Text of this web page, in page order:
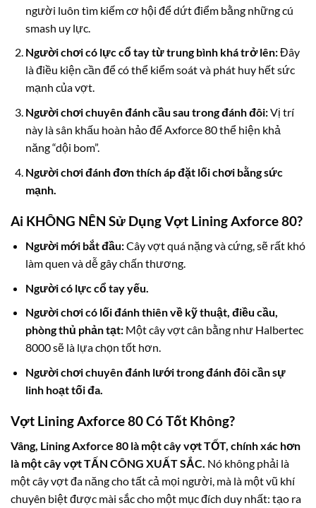
người luôn tìm kiếm cơ hội để dứt điểm bằng những cú
smash uy lực.
Người chơi có lực cổ tay từ trung bình khá trở lên:Đây
là điều kiện cần để có thể kiểm soát và phát huy hết sức
mạnh của vợt.
Người chơi chuyên đánh cầu sau trong đánh đôi:Vị trí
này là sân khấu hoàn hảo để Axforce 80 thể hiện khả
năng “dội bom”.
Người chơi đánh đơn thích áp đặt lối chơi bằng sức
mạnh.
Ai KHÔNG NÊN Sử Dụng Vợt Lining Axforce 80?
Người mới bắt đầu:Cây vợt quá nặng và cứng, sẽ rất khó
làm quen và dễ gây chấn thương.
Người có lực cổ tay yếu.
Người chơi có lối đánh thiên về kỹ thuật, điều cầu,
phòng thủ phản tạt:Một cây vợt cân bằng như Halbertec
8000 sẽ là lựa chọn tốt hơn.
Người chơi chuyên đánh lưới trong đánh đôi cần sự
linh hoạt tối đa.
Vợt Lining Axforce 80 Có Tốt Không?
Vâng, Lining Axforce 80 là một cây vợt TỐT, chính xác hơn
là một cây vợt TẤN CÔNG XUẤT SẮC. Nó không phải là
một cây vợt đa năng cho tất cả mọi người, mà là một vũ khí
chuyên biệt được mài sắc cho một mục đích duy nhất: tạo ra